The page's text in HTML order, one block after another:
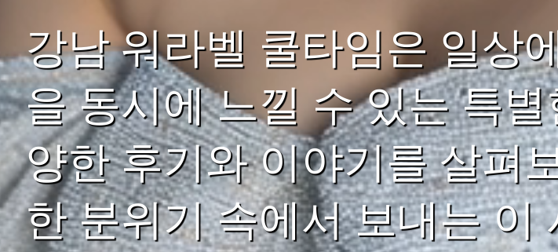
강남 워라벨 쿨타임은 일상
을 동시에 느낄 수 있는 특
양한 후기와 이야기를 살펴
한 분위기 속에서 보내는 이